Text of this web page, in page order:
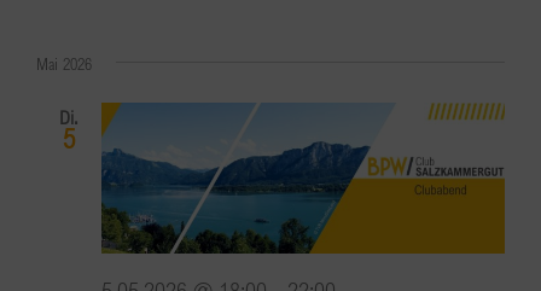
Mai 2026
Di.
5